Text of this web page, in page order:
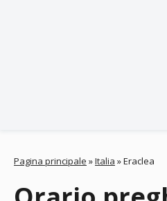
Pagina principale »Italia »Eraclea